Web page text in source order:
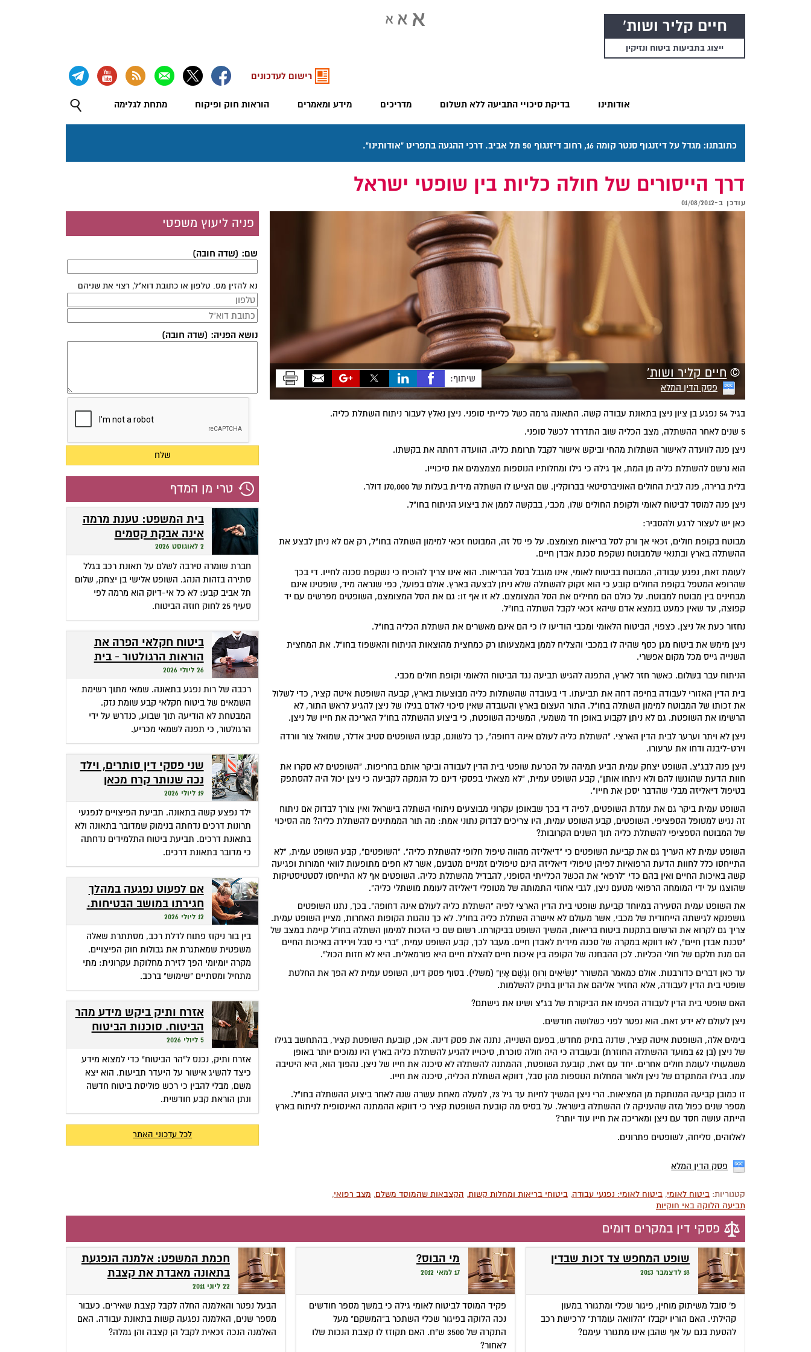
חיים קליר ושות'
ייצוג בתביעות ביטוח ונזיקין
אודותינו בדיקת סיכויי התביעה ללא תשלום מדריכים מידע ומאמרים הוראות חוק ופיקוח מתחת לגלימה
רישום לעדכונים
כתובתנו: מגדל על דיזנגוף סנטר קומה 16, רחוב דיזנגוף 50 תל אביב. דרכי ההגעה בתפריט "אודותינו".
דרך הייסורים של חולה כליות בין שופטי ישראל
עודכן ב-01/08/2012
© חיים קליר ושות'
פסק הדין המלא
שיתוף:
בגיל 54 נפגע בן ציון ניצן בתאונת עבודה קשה. התאונה גרמה כשל כלייתי סופני. ניצן נאלץ לעבור ניתוח השתלת כליה.
5 שנים לאחר ההשתלה, מצב הכליה שוב התדרדר לכשל סופני.
ניצן פנה לוועדה לאישור השתלות מהחי וביקש אישור לקבל תרומת כליה. הוועדה דחתה את בקשתו.
הוא נרשם להשתלת כליה מן המת, אך גילה כי גילו ומחלותיו הנוספות מצמצמים את סיכוייו.
בלית ברירה, פנה לבית החולים האוניברסיטאי בברוקלין. שם הציעו לו השתלה מידית בעלות של 170,000 דולר.
ניצן פנה למוסד לביטוח לאומי ולקופת החולים שלו, מכבי, בבקשה לממן את ביצוע הניתוח בחו"ל.
כאן יש לעצור לרגע ולהסביר:
מבוטח בקופת חולים, זכאי אך ורק לסל בריאות מצומצם. על פי סל זה, המבוטח זכאי למימון השתלה בחו"ל, רק אם לא ניתן לבצע את
ההשתלה בארץ ובתנאי שלמבוטח נשקפת סכנת אבדן חיים.
לעומת זאת, נפגע עבודה, המבוטח בביטוח לאומי, אינו מוגבל בסל הבריאות. הוא אינו צריך להוכיח כי נשקפת סכנה לחייו. די בכך
שהרופא המטפל בקופת החולים קובע כי הוא זקוק להשתלה שלא ניתן לבצעה בארץ. אולם בפועל, כפי שנראה מיד, שופטינו אינם
מבחינים בין מבוטח למבוטח. על כולם הם מחילים את הסל המצומצם. לא זו אף זו: גם את הסל המצומצם, השופטים מפרשים עם יד
קפוצה, עד שאין כמעט בנמצא אדם שיהא זכאי לקבל השתלה בחו"ל.
נחזור כעת אל ניצן. כצפוי, הביטוח הלאומי ומכבי הודיעו לו כי הם אינם מאשרים את השתלת הכליה בחו"ל.
ניצן מימש את ביטוח מגן כסף שהיה לו במכבי והצליח לממן באמצעותו רק כמחצית מהוצאות הניתוח והאשפוז בחו"ל. את המחצית
השנייה גייס מכל מקום אפשרי.
הניתוח עבר בשלום. כאשר חזר לארץ, התפנה להגיש תביעה נגד הביטוח הלאומי וקופת חולים מכבי.
בית הדין האזורי לעבודה בחיפה דחה את תביעתו. די בעובדה שהשתלות כליה מבוצעות בארץ, קבעה השופטת איטה קציר, כדי לשלול
את זכותו של המבוטח למימון השתלה בחו"ל. התור העצום בארץ והעובדה שאין סיכוי לאדם בגילו של ניצן להגיע לראש התור, לא
הרשימו את השופטת. גם לא ניתן לקבוע באופן חד משמעי, המשיכה השופטת, כי ביצוע ההשתלה בחו"ל האריכה את חייו של ניצן.
ניצן לא ויתר וערער לבית הדין הארצי. "השתלת כליה לעולם אינה דחופה", כך כלשונם, קבעו השופטים סטיב אדלר, שמואל צור וורדה
וירט-ליבנה ודחו את ערעורו.
ניצן פנה לבג"צ. השופט יצחק עמית הביע תמיהה על הכרעת שופטי בית הדין לעבודה וביקר אותם בחריפות. "השופטים לא סקרו את
חוות הדעת שהוגשו להם ולא ניתחו אותן", קבע השופט עמית, "לא מצאתי בפסקי דינם כל הנמקה לקביעה כי ניצן יכול היה להסתפק
בטיפול דיאליזה מבלי שהדבר יסכן את חייו".
השופט עמית ביקר גם את עמדת השופטים, לפיה די בכך שבאופן עקרוני מבוצעים ניתוחי השתלה בישראל ואין צורך לבדוק אם ניתוח
זה נגיש למטופל הספציפי. השופטים, קבע השופט עמית, היו צריכים לבדוק נתוני אמת: מה תור הממתינים להשתלת כליה? מה הסיכוי
של המבוטח הספציפי להשתלת כליה תוך השנים הקרובות?
השופט עמית לא העריך גם את קביעת השופטים כי "דיאליזה מהווה טיפול חלופי להשתלת כליה". "השופטים", קבע השופט עמית, "לא
התייחסו כלל לחוות הדעת הרפואיות לפיהן טיפולי דיאליזה הינם טיפולים זמניים מטבעם, אשר לא חפים מתופעות לוואי חמורות ופגיעה
קשה באיכות החיים ואין בהם כדי "לרפא" את הכשל הכלייתי הסופני, להבדיל מהשתלת כליה. השופטים אף לא התייחסו לסטטיסטיקות
שהוצגו על ידי המומחה הרפואי מטעם ניצן, לגבי אחוזי התמותה של מטופלי דיאליזה לעומת מושתלי כליה".
את השופט עמית הסעירה במיוחד קביעת שופטי בית הדין הארצי לפיה "השתלת כליה לעולם אינה דחופה". בכך, נתנו השופטים
גושפנקא לגישתה הייחודית של מכבי, אשר מעולם לא אישרה השתלת כליה בחו"ל. לא כך נוהגות הקופות האחרות, מציין השופט עמית.
צריך גם לקרוא את הרשום בתקנות ביטוח בריאות, המשיך השופט בביקורתו. רשום שם כי הזכות למימון השתלה בחו"ל קיימת במצב של
"סכנת אבדן חיים", לאו דווקא במקרה של סכנה מידית לאבדן חיים. מעבר לכך, קבע השופט עמית, "ברי כי סבל וירידה באיכות החיים
הם מנת חלקם של חולי הכליות. לכן ההבחנה של הקופה בין איכות חיים להצלת חיים היא פורמאלית. היא לא חזות הכול".
עד כאן דברים כדורבנות. אולם כמאמר המשורר "נְשִׂיאִים וְרוּחַ וְגֶשֶׁם אָיִן" (משלי). בסוף פסק דינו, השופט עמית לא הפך את החלטת
שופטי בית הדין לעבודה, אלא החזיר אליהם את הדיון בתיק להשלמות.
האם שופטי בית הדין לעבודה הפנימו את הביקורת של בג"צ ושינו את גישתם?
ניצן לעולם לא ידע זאת. הוא נפטר לפני כשלושה חודשים.
בימים אלה, השופטת איטה קציר, שדנה בתיק מחדש, בפעם השנייה, נתנה את פסק דינה. אכן, קובעת השופטת קציר, בהתחשב בגילו
של ניצן (בן 62 במועד ההשתלה החוזרת) ובעובדה כי היה חולה סוכרת, סיכוייו להגיע להשתלת כליה בארץ היו נמוכים יותר באופן
משמעותי לעומת חולים אחרים. יחד עם זאת, קובעת השופטת, ההמתנה להשתלה לא סיכנה את חייו של ניצן. נהפוך הוא, היא היטיבה
עמו. בגילו המתקדם של ניצן ולאור המחלות הנוספות מהן סבל, דווקא השתלת הכליה, סיכנה את חייו.
זו כמובן קביעה המנותקת מן המציאות. הרי ניצן המשיך לחיות עד גיל 73, למעלה מאחת עשרה שנה לאחר ביצוע ההשתלה בחו"ל.
מספר שנים כפול מזה שהעניקה לו ההשתלה בישראל. על בסיס מה קובעת השופטת קציר כי דווקא ההמתנה האינסופית לניתוח בארץ
הייתה עושה חסד עם ניצן ומאריכה את חייו עוד יותר?
לאלוהים, סליחה, לשופטים פתרונים.
פסק הדין המלא
קטגוריות: ביטוח לאומי, ביטוח לאומי: נפגעי עבודה, ביטוחי בריאות ומחלות קשות, הקצבאות שהמוסד משלם, מצב רפואי,
תביעה הלוקה באי חוקיות
פניה ליעוץ משפטי
שם: (שדה חובה)
נא להזין מס. טלפון או כתובת דוא"ל, רצוי את שניהם
נושא הפניה: (שדה חובה)
טרי מן המדף
בית המשפט: טענת מרמה
אינה אבקת קסמים
שהופכת אי-דיוק לפטור
מתשלום
2 לאוגוסט 2026
חברת שומרה סירבה לשלם על תאונת רכב בגלל
סתירה בזהות הנהג. השופט אלישי בן יצחק, שלום
תל אביב קבע: לא כל אי-דיוק הוא מרמה לפי
סעיף 25 לחוק חוזה הביטוח.
ביטוח חקלאי הפרה את
הוראות הרגולטור - בית
המשפט חילץ אותה
26 ליולי 2026
רכבה של רות נפגע בתאונה. שמאי מתוך רשימת
השמאים של ביטוח חקלאי קבע שומת נזק.
המבטחת לא הודיעה תוך שבוע, כנדרש על ידי
הרגולטור, כי תפנה לשמאי מכריע.
שני פסקי דין סותרים, וילד
נכה שנותר קרח מכאן
ומכאן
19 ליולי 2026
ילד נפצע קשה בתאונה. תביעת הפיצויים לנפגעי
תרונות דרכים נדחתה בנימוק שמדובר בתאונה ולא
בתאונת דרכים. תביעת ביטוח התלמידים נדחתה
כי מדובר בתאונת דרכים.
אם לפעוט נפגעה במהלך
חגירתו במושב הבטיחות.
האם זכאית לפיצויים?
12 ליולי 2026
בין בור ניקוז פתוח לדלת רכב, מסתתרת שאלה
משפטית שמאתגרת את גבולות חוק הפיצויים.
מקרה יומיומי הפך לזירת מחלוקת עקרונית: מתי
מתחיל ומסתיים "שימוש" ברכב.
אזרח ותיק ביקש מידע מהר
הביטוח. סוכנות הביטוח
גבתה מחשבונו פרמיות
5 ליולי 2026
אזרח ותיק, נכנס ל"הר הביטוח" כדי למצוא מידע
כיצד להשיג אישור על היעדר תביעות. הוא יצא
משם, מבלי להבין כי רכש פוליסת ביטוח חדשה
ונתן הוראת קבע חודשית.
לכל עדכוני האתר
פסקי דין במקרים דומים
שופט המחפש צד זכות שבדין
18 לדצמבר 2013
פ' סובל משיתוק מוחין, פיגור שכלי ומתגורר במעון
קהילתי. האם הוריו יקבלו "הלוואה עומדת" לרכישת רכב
להסעת בנם על אף שהבן אינו מתגורר עימם?
מי הבוס?
17 למאי 2012
פקיד המוסד לביטוח לאומי גילה כי במשך מספר חודשים
נכה הלוקה בפיגור שכלי השתכר ב"המשקם" מעל
התקרה של 3500 ש"ח. האם תקוזז לו קצבת הנכות שלו
לאחור?
חכמת המשפט: אלמנה הנפגעת
בתאונה מאבדת את קצבת
השאירים
22 ליוני 2011
הבעל נפטר והאלמנה החלה לקבל קצבת שאירים. כעבור
מספר שנים, האלמנה נפגעה קשות בתאונת עבודה. האם
האלמנה הנכה זכאית לקבל הן קצבה והן גמלה?